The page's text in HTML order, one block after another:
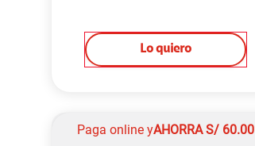
Lo quiero
Paga online yAHORRA S/ 60.00